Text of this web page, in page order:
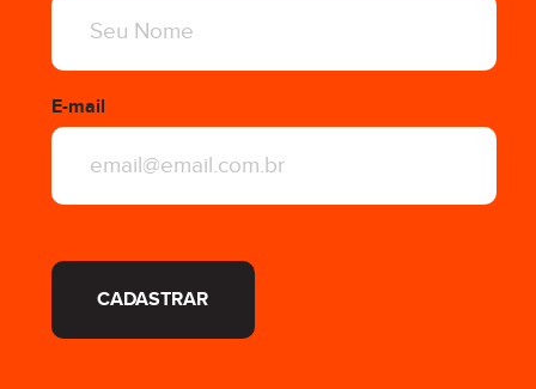
E-mail
CADASTRAR